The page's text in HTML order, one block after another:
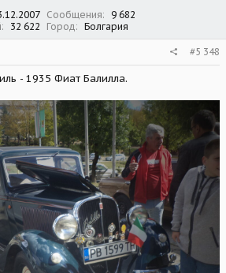
Сообщения
9 682
32 622 Город Болгария
#5 348
- 1935 Фиат Балилла.